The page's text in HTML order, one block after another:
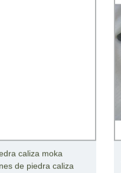
caliza moka
de piedra caliza